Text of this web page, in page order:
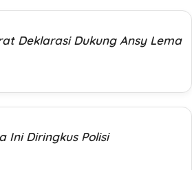
Deklarasi Dukung Ansy Lema
Ini Diringkus Polisi